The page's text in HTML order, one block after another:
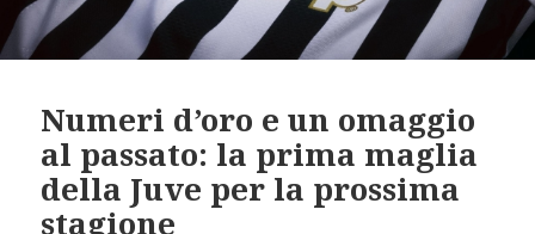
Numeri d’oro e un omaggio
al passato: la prima maglia
della Juve per la prossima
stagione